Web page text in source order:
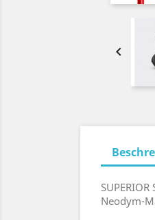

Neodym-